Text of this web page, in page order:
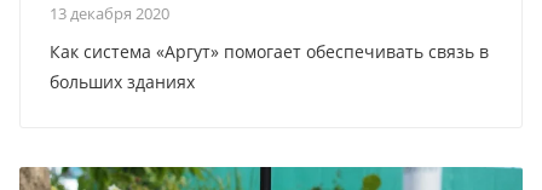
13 декабря 2020
Как система «Аргут» помогает обеспечивать связь в
больших зданиях